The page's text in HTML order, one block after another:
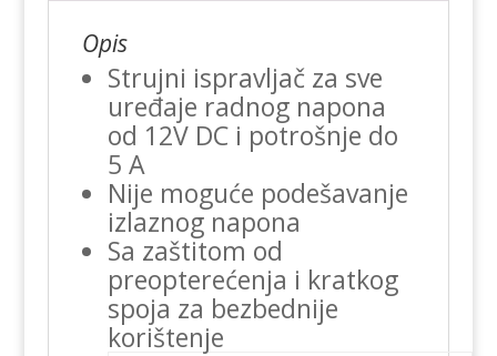
Opis
Strujni ispravljač za sve
uređaje radnog napona
od 12V DC i potrošnje do
5 A
Nije moguće podešavanje
izlaznog napona
Sa zaštitom od
preopterećenja i kratkog
spoja za bezbednije
korištenje